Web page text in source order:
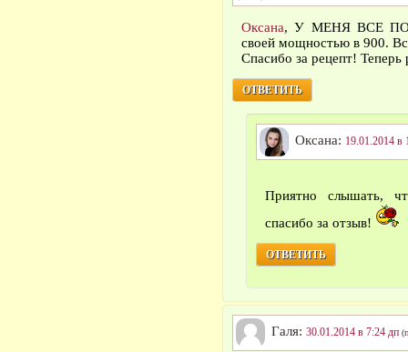
Оксана, У МЕНЯ ВСЕ
своей мощностью в 900.
Спасибо за рецепт! Теперь
ОТВЕТИТЬ
Оксана: 19.01.2014 в
Приятно слышать,
спасибо за отзыв!
ОТВЕТИТЬ
Галя: 30.01.2014 в 7:24 дп